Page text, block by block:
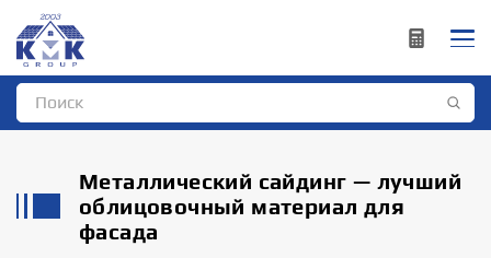
Металлический сайдинг — лучший
облицовочный материал для
фасада